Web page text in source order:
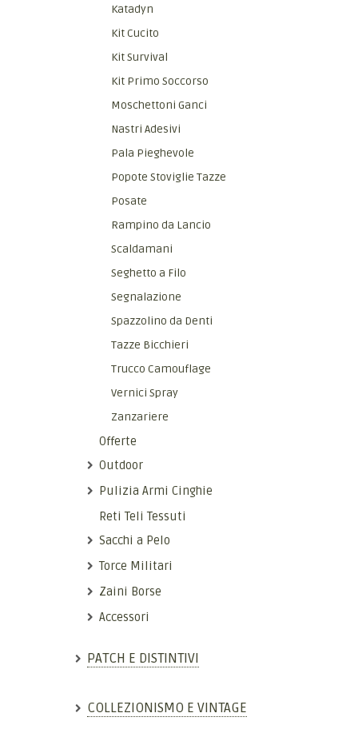
Katadyn
Kit Cucito
Kit Survival
Kit Primo Soccorso
Moschettoni Ganci
Nastri Adesivi
Pala Pieghevole
Popote Stoviglie Tazze
Posate
Rampino da Lancio
Scaldamani
Seghetto a Filo
Segnalazione
Spazzolino da Denti
Tazze Bicchieri
Trucco Camouflage
Vernici Spray
Zanzariere
Offerte
Outdoor
Pulizia Armi Cinghie
Reti Teli Tessuti
Sacchi a Pelo
Torce Militari
Zaini Borse
Accessori
PATCH E DISTINTIVI
COLLEZIONISMO E VINTAGE